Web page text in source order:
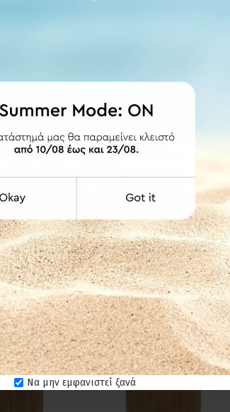
Να μην εμφανιστεί ξανά
ΕΤΟΙΜΟΠΑΡΑΔΟΤΟ